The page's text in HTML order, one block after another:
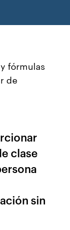
fórmulas
de
clase
sin